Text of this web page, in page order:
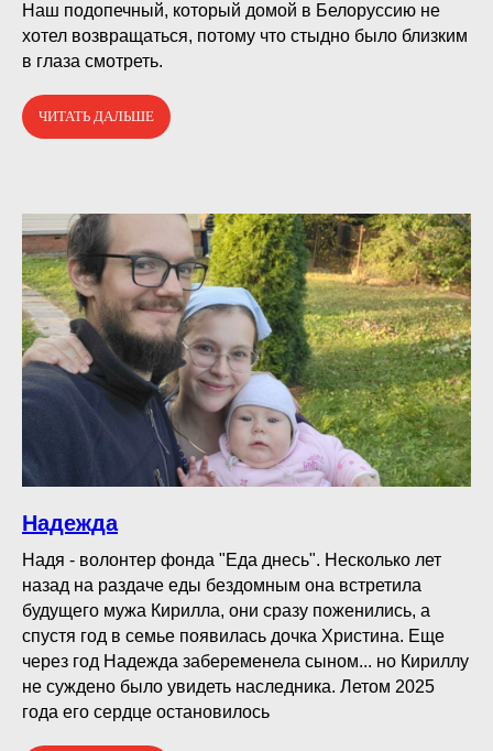
Наш подопечный, который домой в Белоруссию не
хотел возвращаться, потому что стыдно было близким
в глаза смотреть.
ЧИТАТЬ ДАЛЬШЕ
Надежда
Надя - волонтер фонда "Еда днесь". Несколько лет
назад на раздаче еды бездомным она встретила
будущего мужа Кирилла, они сразу поженились, а
спустя год в семье появилась дочка Христина. Еще
через год Надежда забеременела сыном... но Кириллу
не суждено было увидеть наследника. Летом 2025
года его сердце остановилось